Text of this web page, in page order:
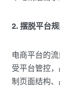
2. 摆脱平台
电商平台的
受平台管控
制页面结构、